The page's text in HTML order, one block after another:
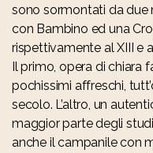
sono sormontati da due
con Bambino ed una
rispettivamente al XIII e
Il primo, opera di chiara
pochissimi affreschi,
secolo. L’altro, un
maggior parte degli
anche il campanile con